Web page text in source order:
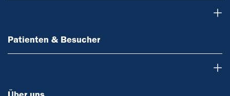
Patienten & Besucher